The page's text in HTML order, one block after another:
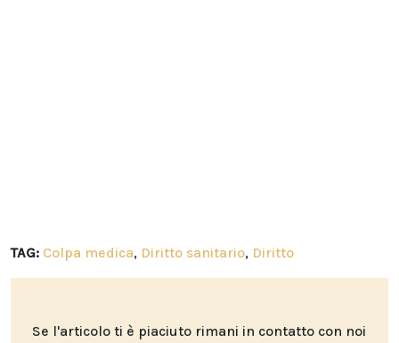
TAG: Colpa medica, Diritto sanitario, Diritto
Se l'articolo ti è piaciuto rimani in contatto con noi